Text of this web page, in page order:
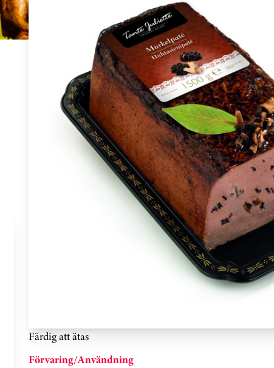
Färdig att ätas
Förvaring/Användning